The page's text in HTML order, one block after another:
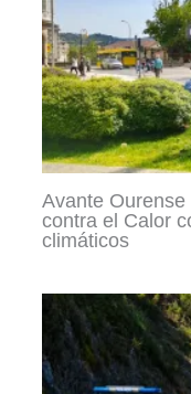
Avante Ourense
contra el Calor
climáticos